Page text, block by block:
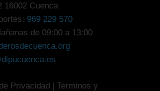
16002 Cuenca
969 229 570
de 09:00 a 13:00
Privacidad | Terminos y